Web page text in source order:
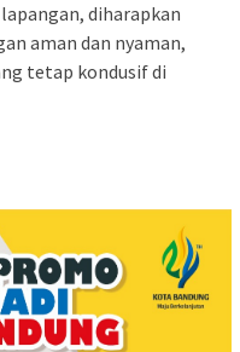
diharapkan
aman dan nyaman,
tetap kondusif di